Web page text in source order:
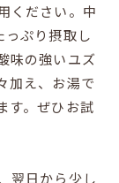
ください。中
ぷり摂取し
味の強いユズ
加え、お湯で
す。ぜひお試
翌日から少し